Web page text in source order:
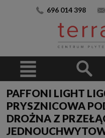
696 014 398
PAFFONI LIGHT
PRYSZNICOWA
DROŻNA Z